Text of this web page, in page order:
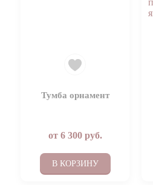
Тумба орнамент
от 6 300руб.
В КОРЗИНУ